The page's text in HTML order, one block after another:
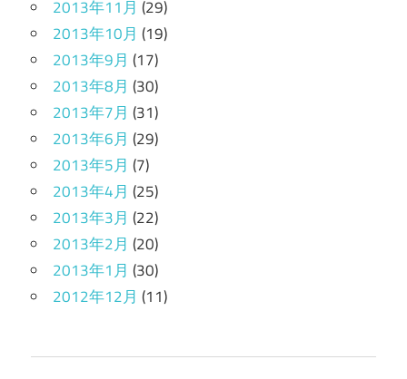
2013年11月 (29)
2013年10月 (19)
2013年9月 (17)
2013年8月 (30)
2013年7月 (31)
2013年6月 (29)
2013年5月 (7)
2013年4月 (25)
2013年3月 (22)
2013年2月 (20)
2013年1月 (30)
2012年12月 (11)